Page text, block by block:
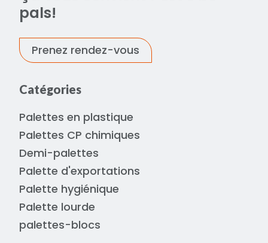
pals!
Prenez rendez-vous
Catégories
Palettes en plastique
Palettes CP chimiques
Demi-palettes
Palette d'exportations
Palette hygiénique
Palette lourde
palettes-blocs